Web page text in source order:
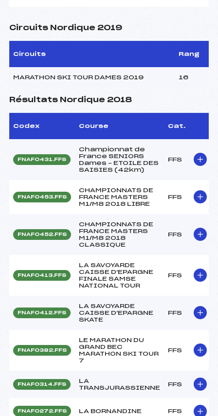
Circuits Nordique 2019
Circuits Rang
MARATHON SKI TOUR DAMES 2019 16
Résultats Nordique 2018
Codex Course Cat.
FNAF0431.FFS
Championnat de
France SENIORS
Dames – ETOILE DES
SAISIES (42km)
FFS
FNAF0453.FFS
CHAMPIONNATS DE
FRANCE MASTERS
M1/M8 2018 LIBRE
FFS
FNAF0452.FFS
CHAMPIONNATS DE
FRANCE MASTERS
M1/M8 2018
CLASSIQUE
FFS
FNAF0413.FFS
LA SAVOYARDE
CAISSE D'EPARGNE
FINALE SAMSE
NATIONAL TOUR
FFS
FNAF0412.FFS
LA SAVOYARDE
CAISSE D'EPARGNE
SKATE
FFS
FNAF0382.FFS
LE MARATHON DU
GRAND BEC
MARATHON SKI TOUR
7
FFS
FNAF0314.FFS
LA
TRANSJURASSIENNE
FFS
FNAF0272.FFS LA BORNANDINE FFS